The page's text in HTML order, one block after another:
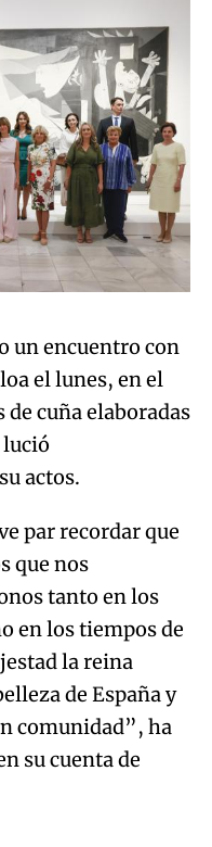
un encuentro con
el lunes, en el
de cuña elaboradas
lució
actos.
par recordar que
que nos
tanto en los
en los tiempos de
la reina
de España y
comunidad”, ha
su cuenta de